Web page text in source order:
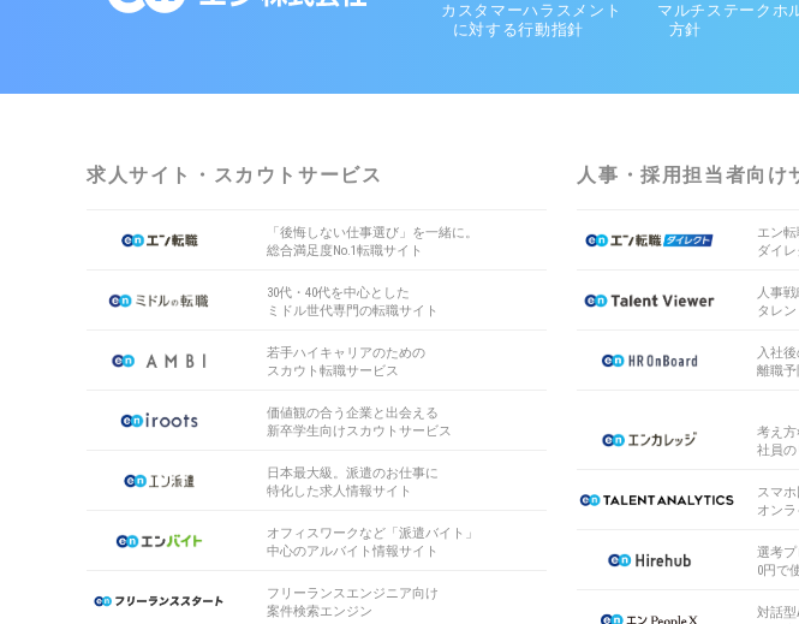
カスタマーハラスメント
に対する行動指針
マルチステークホ
方針
求人サイト・スカウトサービス
「後悔しない仕事選び」を一緒に。
総合満足度No.1転職サイト
30代・40代を中心とした
ミドル世代専門の転職サイト
若手ハイキャリアのための
スカウト転職サービス
価値観の合う企業と出会える
新卒学生向けスカウトサービス
日本最大級。派遣のお仕事に
特化した求人情報サイト
オフィスワークなど「派遣バイト」
中心のアルバイト情報サイト
フリーランスエンジニア向け
案件検索エンジン
人事・採用担当者向け
エン
ダイ
人事
タレ
入社
離職
考え方
社員
スマ
オン
選考プ
0円で
対話